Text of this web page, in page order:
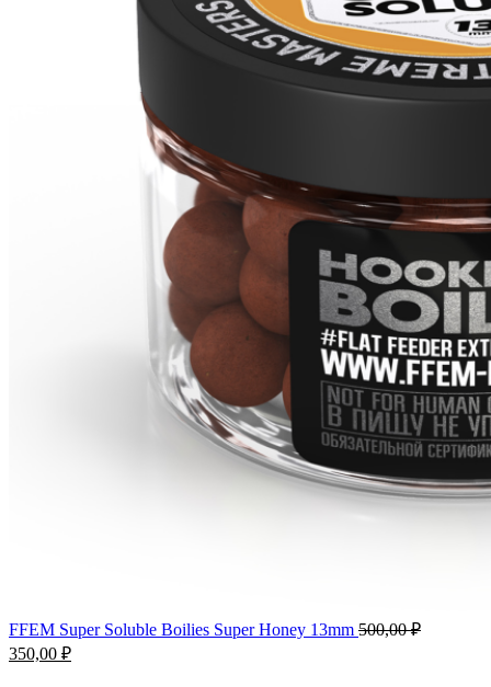
FFEM Super Soluble Boilies Super Honey 13mm 500,00₽
350,00 ₽